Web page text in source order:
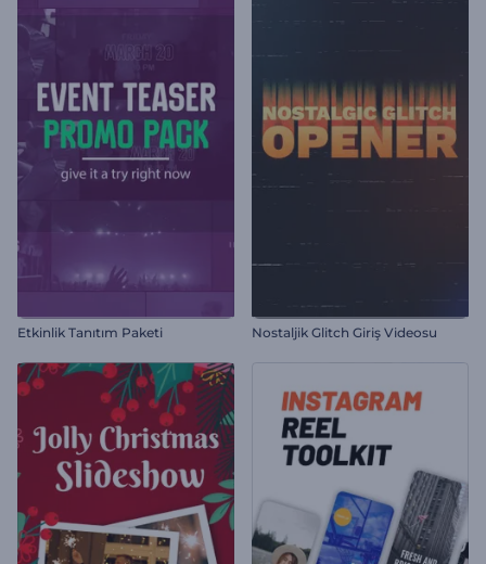
Etkinlik Tanıtım Paketi Nostaljik Glitch Giriş Videosu